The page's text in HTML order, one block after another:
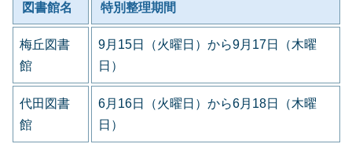
図書館名 特別整理期間
梅丘図書
館
9月15日（火曜日）から9月17日（木曜
日）
代田図書
館
6月16日（火曜日）から6月18日（木曜
日）